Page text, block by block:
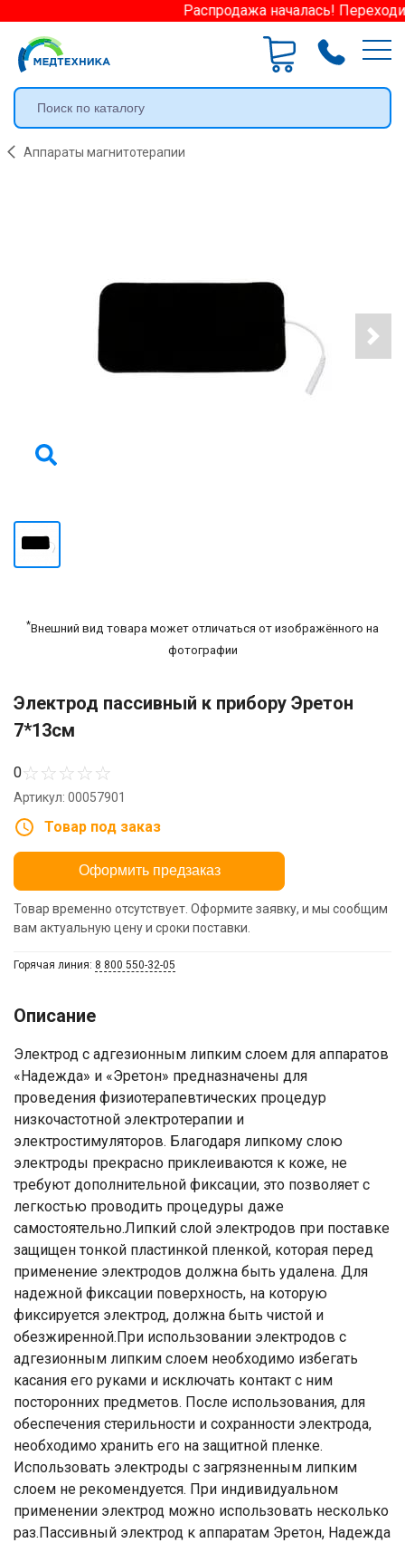
Распродажа началась!
Аппараты магнитотерапии
*Внешний вид товара может отличаться от изображённого на
фотографии
Электрод пассивный к прибору Эретон
7*13см
0☆☆☆☆☆
Артикул: 00057901
Товар под заказ
Оформить предзаказ
Товар временно отсутствует. Оформите заявку, и мы сообщим
вам актуальную цену и сроки поставки.
Горячая линия: 8 800 550-32-05
Описание
Электрод с адгезионным липким слоем для аппаратов
«Надежда» и «Эретон» предназначены для
проведения физиотерапевтических процедур
низкочастотной электротерапии и
электростимуляторов. Благодаря липкому слою
электроды прекрасно приклеиваются к коже, не
требуют дополнительной фиксации, это позволяет с
легкостью проводить процедуры даже
самостоятельно.Липкий слой электродов при поставке
защищен тонкой пластинкой пленкой, которая перед
применение электродов должна быть удалена. Для
надежной фиксации поверхность, на которую
фиксируется электрод, должна быть чистой и
обезжиренной.При использовании электродов с
адгезионным липким слоем необходимо избегать
касания его руками и исключать контакт с ним
посторонних предметов. После использования, для
обеспечения стерильности и сохранности электрода,
необходимо хранить его на защитной пленке.
Использовать электроды с загрязненным липким
слоем не рекомендуется. При индивидуальном
применении электрод можно использовать несколько
раз.Пассивный электрод к аппаратам Эретон, Надежда
Ваше имя
Номер телефона
Отправить
Нажимая на кнопку "Отправить" вы
соглашаетесь на обработку
персональных данных